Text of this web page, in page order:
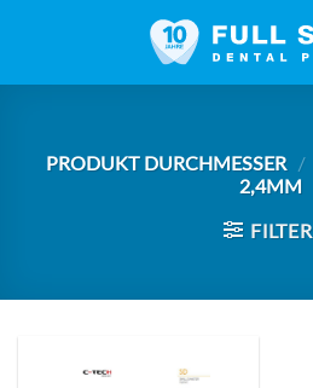
PRODUKT DURCHMESSER /
2,4MM
FILTER